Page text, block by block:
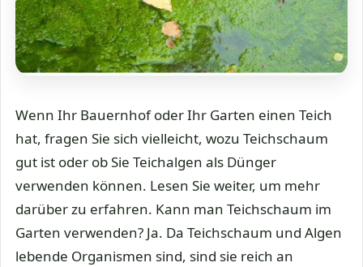
Wenn Ihr Bauernhof oder Ihr Garten einen Teich
hat, fragen Sie sich vielleicht, wozu Teichschaum
gut ist oder ob Sie Teichalgen als Dünger
verwenden können. Lesen Sie weiter, um mehr
darüber zu erfahren. Kann man Teichschaum im
Garten verwenden? Ja. Da Teichschaum und Algen
lebende Organismen sind, sind sie reich an